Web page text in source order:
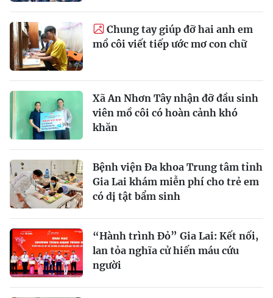
Chung tay giúp đỡ hai anh em
mồ côi viết tiếp ước mơ con chữ
Xã An Nhơn Tây nhận đỡ đầu sinh
viên mồ côi có hoàn cảnh khó
khăn
Bệnh viện Đa khoa Trung tâm tỉnh
Gia Lai khám miễn phí cho trẻ em
có dị tật bẩm sinh
“Hành trình Đỏ” Gia Lai: Kết nối,
lan tỏa nghĩa cử hiến máu cứu
người